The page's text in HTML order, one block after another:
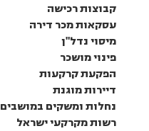
קבוצות רכישה
עסקאות מכר דירה
מיסוי נדל"ן
פינוי מושכר
הפקעת קרקעות
דיירות מוגנת
נחלות ומשקים במושבים
רשות מקרקעי ישראל